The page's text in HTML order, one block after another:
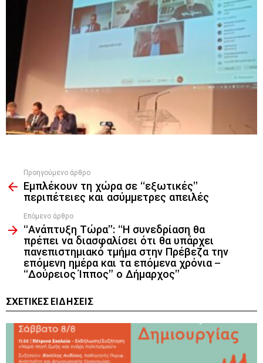
more
Προηγούμενο άρθρο
Εμπλέκουν τη χώρα σε ‘‘εξωτικές’’
περιπέτειες και ασύμμετρες απειλές
Επόμενο άρθρο
“Ανάπτυξη Τώρα”: “Η συνεδρίαση θα
πρέπει να διασφαλίσει ότι θα υπάρχει
πανεπιστημιακό τμήμα στην Πρέβεζα την
επόμενη ημέρα και τα επόμενα χρόνια –
“Δούρειος Ίππος” ο Δήμαρχος”
ΣΧΕΤΙΚΈΣ ΕΙΔΉΣΕΙΣ